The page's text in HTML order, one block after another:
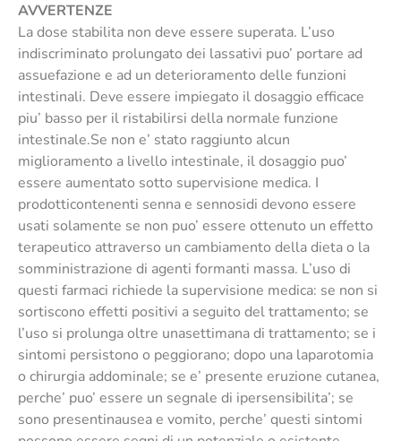
AVVERTENZE
La dose stabilita non deve essere superata. L’uso
indiscriminato prolungato dei lassativi puo’ portare ad
assuefazione e ad un deterioramento delle funzioni
intestinali. Deve essere impiegato il dosaggio efficace
piu’ basso per il ristabilirsi della normale funzione
intestinale.Se non e’ stato raggiunto alcun
miglioramento a livello intestinale, il dosaggio puo’
essere aumentato sotto supervisione medica. I
prodotticontenenti senna e sennosidi devono essere
usati solamente se non puo’ essere ottenuto un effetto
terapeutico attraverso un cambiamento della dieta o la
somministrazione di agenti formanti massa. L’uso di
questi farmaci richiede la supervisione medica: se non si
sortiscono effetti positivi a seguito del trattamento; se
l’uso si prolunga oltre unasettimana di trattamento; se i
sintomi persistono o peggiorano; dopo una laparotomia
o chirurgia addominale; se e’ presente eruzione cutanea,
perche’ puo’ essere un segnale di ipersensibilita’; se
sono presentinausea e vomito, perche’ questi sintomi